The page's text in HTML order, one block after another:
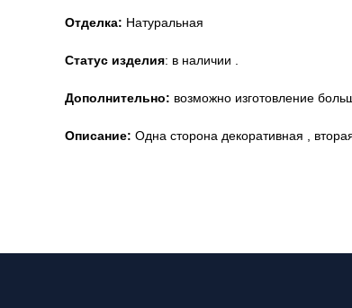
Отделка: Натуральная
Статус изделия: в наличии .
Дополнительно: возможно изготовление
Описание: Одна сторона декоративная ,